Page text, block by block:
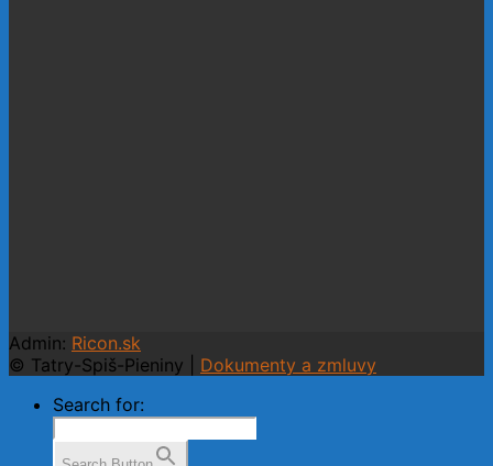
Admin: Ricon.sk
© Tatry-Spiš-Pieniny | Dokumenty a zmluvy
Search for: